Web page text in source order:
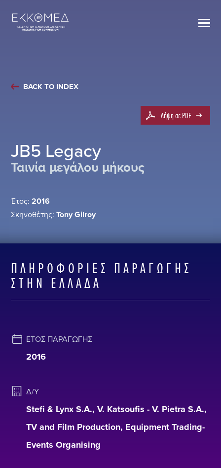
BACK TO INDEX
Λήψη σε PDF
JB5 Legacy
Ταινία μεγάλου μήκους
Έτος: 2016
Σκηνοθέτης: Tony Gilroy
ΠΛΗΡΟΦΟΡΊΕΣ ΠΑΡΑΓΩΓΉΣ
ΣΤΗΝ ΕΛΛΆΔΑ
ΈΤΟΣ ΠΑΡΑΓΩΓΉΣ
2016
Δ/Υ
Stefi & Lynx S.A., V. Katsoufis - V. Pietra S.A.,
TV and Film Production, Equipment Trading-
Events Organising